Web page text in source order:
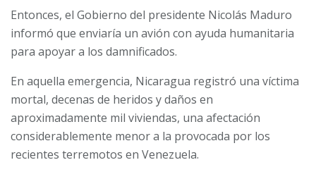
Entonces, el Gobierno del presidente Nicolás Maduro
informó que enviaría un avión con ayuda humanitaria
para apoyar a los damnificados.
En aquella emergencia, Nicaragua registró una víctima
mortal, decenas de heridos y daños en
aproximadamente mil viviendas, una afectación
considerablemente menor a la provocada por los
recientes terremotos en Venezuela.